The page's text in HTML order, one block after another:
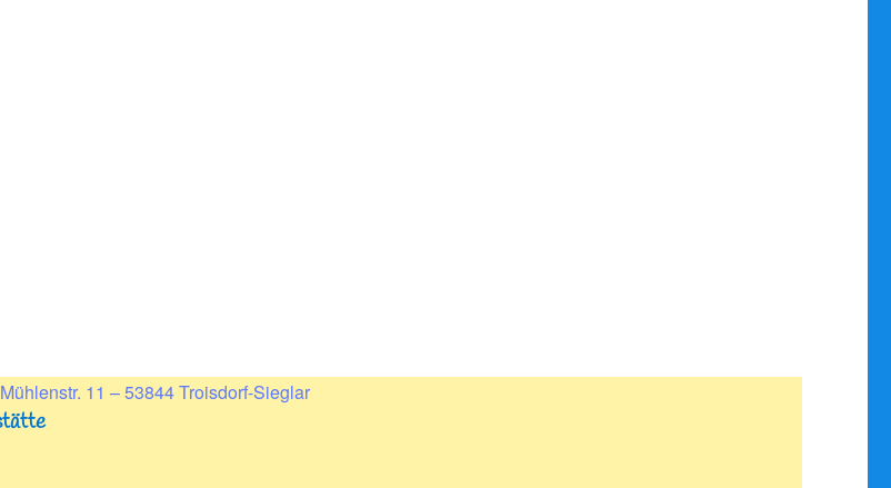
11 – 53844 Troisdorf-Sieglar